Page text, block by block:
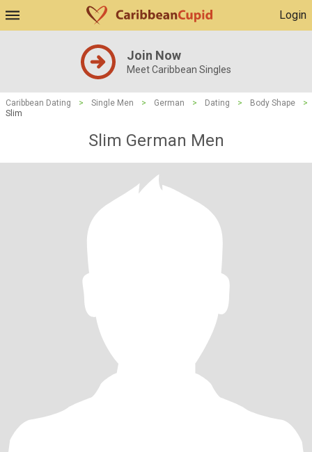
Login
Join Now
Meet Caribbean Singles
Caribbean Dating > Single Men > German > Dating > Body Shape
>
Slim
Slim German Men